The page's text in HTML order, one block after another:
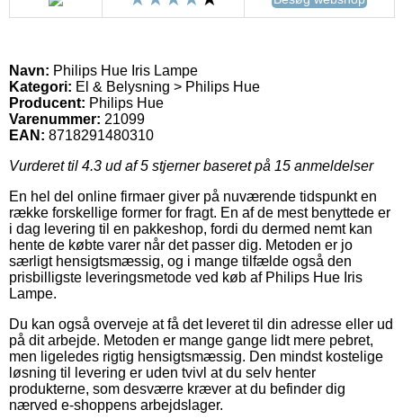
Navn: Philips Hue Iris Lampe
Kategori: El & Belysning > Philips Hue
Producent: Philips Hue
Varenummer: 21099
EAN: 8718291480310
Vurderet til 4.3 ud af 5 stjerner baseret på 15 anmeldelser
En hel del online firmaer giver på nuværende tidspunkt en
række forskellige former for fragt. En af de mest benyttede er
i dag levering til en pakkeshop, fordi du dermed nemt kan
hente de købte varer når det passer dig. Metoden er jo
særligt hensigtsmæssig, og i mange tilfælde også den
prisbilligste leveringsmetode ved køb af Philips Hue Iris
Lampe.
Du kan også overveje at få det leveret til din adresse eller ud
på dit arbejde. Metoden er mange gange lidt mere pebret,
men ligeledes rigtig hensigtsmæssig. Den mindst kostelige
løsning til levering er uden tvivl at du selv henter
produkterne, som desværre kræver at du befinder dig
nærved e-shoppens arbejdslager.